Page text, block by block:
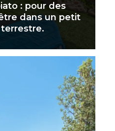
: pour des
dans un petit